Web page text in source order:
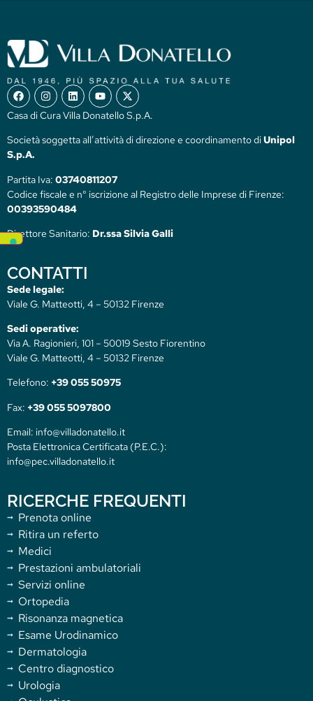
Casa di Cura Villa Donatello S.p.A.
Società soggetta all’attività di direzione e coordinamento diUnipol
S.p.A.
Partita Iva: 03740811207
Codice fiscale e n° iscrizione al Registro delle Imprese di Firenze:
00393590484
Direttore Sanitario: Dr.ssa Silvia Galli
CONTATTI
Sede legale:
Viale G. Matteotti, 4 – 50132 Firenze
Sedi operative:
Via A. Ragionieri, 101 – 50019 Sesto Fiorentino
Viale G. Matteotti, 4 – 50132 Firenze
Telefono: +39 055 50975
Fax: +39 055 5097800
Email: info@villadonatello.it
Posta Elettronica Certificata (P.E.C.):
info@pec.villadonatello.it
RICERCHE FREQUENTI
Prenota online
Ritira un referto
Medici
Prestazioni ambulatoriali
Servizi online
Ortopedia
Risonanza magnetica
Esame Urodinamico
Dermatologia
Centro diagnostico
Urologia